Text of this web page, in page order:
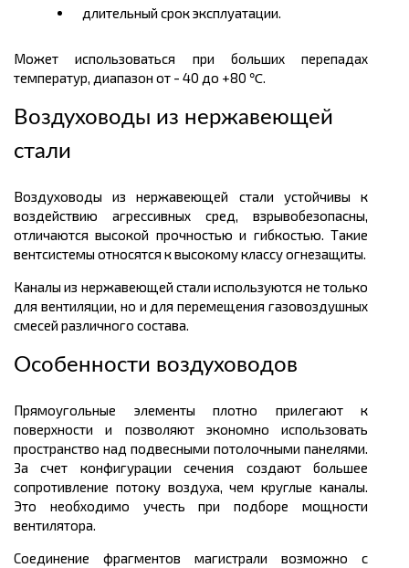
длительный срок эксплуатации.
Может использоваться при больших перепадах
температур, диапазон от - 40 до +80 ℃.
Воздуховоды из нержавеющей
стали
Воздуховоды из нержавеющей стали устойчивы к
воздействию агрессивных сред, взрывобезопасны,
отличаются высокой прочностью и гибкостью. Такие
вентсистемы относятся к высокому классу огнезащиты.
Каналы из нержавеющей стали используются не только
для вентиляции, но и для перемещения газовоздушных
смесей различного состава.
Особенности воздуховодов
Прямоугольные элементы плотно прилегают к
поверхности и позволяют экономно использовать
пространство над подвесными потолочными панелями.
За счет конфигурации сечения создают большее
сопротивление потоку воздуха, чем круглые каналы.
Это необходимо учесть при подборе мощности
вентилятора.
Соединение фрагментов магистрали возможно с